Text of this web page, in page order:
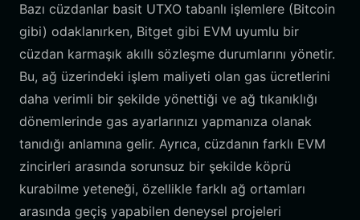
Bazı cüzdanlar basit UTXO tabanlı işlemlere (Bitcoin
gibi) odaklanırken, Bitget gibi EVM uyumlu bir
cüzdan karmaşık akıllı sözleşme durumlarını yönetir.
Bu, ağ üzerindeki işlem maliyeti olan gas ücretlerini
daha verimli bir şekilde yönettiği ve ağ tıkanıklığı
dönemlerinde gas ayarlarınızı yapmanıza olanak
tanıdığı anlamına gelir. Ayrıca, cüzdanın farklı EVM
zincirleri arasında sorunsuz bir şekilde köprü
kurabilme yeteneği, özellikle farklı ağ ortamları
arasında geçiş yapabilen deneysel projeleri